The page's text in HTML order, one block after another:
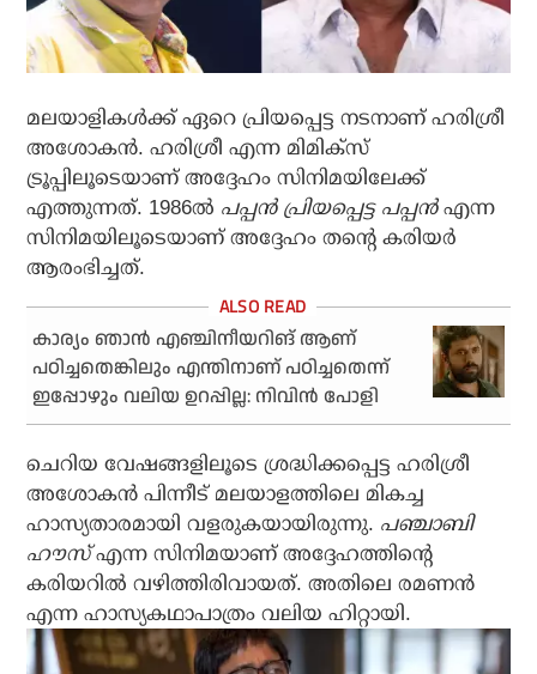
മലയാളികള്‍ക്ക് ഏറെ പ്രിയപ്പെട്ട നടനാണ് ഹരിശ്രീ
അശോകന്‍. ഹരിശ്രീ എന്ന മിമിക്‌സ്
ട്രൂപ്പിലൂടെയാണ് അദ്ദേഹം സിനിമയിലേക്ക്
എത്തുന്നത്. 1986ല്‍ പപ്പന്‍ പ്രിയപ്പെട്ട പപ്പന്‍എന്ന
സിനിമയിലൂടെയാണ് അദ്ദേഹം തന്റെ കരിയര്‍
ആരംഭിച്ചത്.
കാര്യം ഞാൻ എഞ്ചിനീയറിങ് ആണ്
പഠിച്ചതെങ്കിലും എന്തിനാണ് പഠിച്ചതെന്ന്
ഇപ്പോഴും വലിയ ഉറപ്പില്ല: നിവിൻ പോളി
ചെറിയ വേഷങ്ങളിലൂടെ ശ്രദ്ധിക്കപ്പെട്ട ഹരിശ്രീ
അശോകന്‍ പിന്നീട് മലയാളത്തിലെ മികച്ച
ഹാസ്യതാരമായി വളരുകയായിരുന്നു. പഞ്ചാബി
ഹൗസ്എന്ന സിനിമയാണ് അദ്ദേഹത്തിന്റെ
കരിയറില്‍ വഴിത്തിരിവായത്. അതിലെ രമണന്‍
എന്ന ഹാസ്യകഥാപാത്രം വലിയ ഹിറ്റായി.